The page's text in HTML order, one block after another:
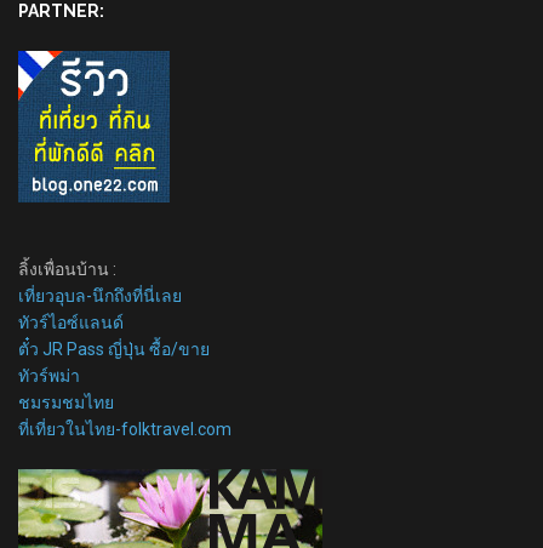
PARTNER:
ลิ้งเพื่อนบ้าน :
เที่ยวอุบล-นึกถึงที่นี่เลย
ทัวร์ไอซ์แลนด์
ตั๋ว JR Pass ญี่ปุ่น ซื้อ/ขาย
ทัวร์พม่า
ชมรมชมไทย
ที่เที่ยวในไทย-folktravel.com